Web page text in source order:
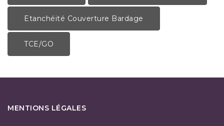
Etanchéité Couverture Bardage
TCE/GO
MENTIONS LÉGALES